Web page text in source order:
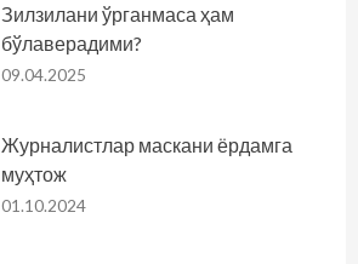
Зилзилани ўрганмаса ҳам
бўлаверадими?
09.04.2025
Журналистлар маскани ёрдамга
муҳтож
01.10.2024